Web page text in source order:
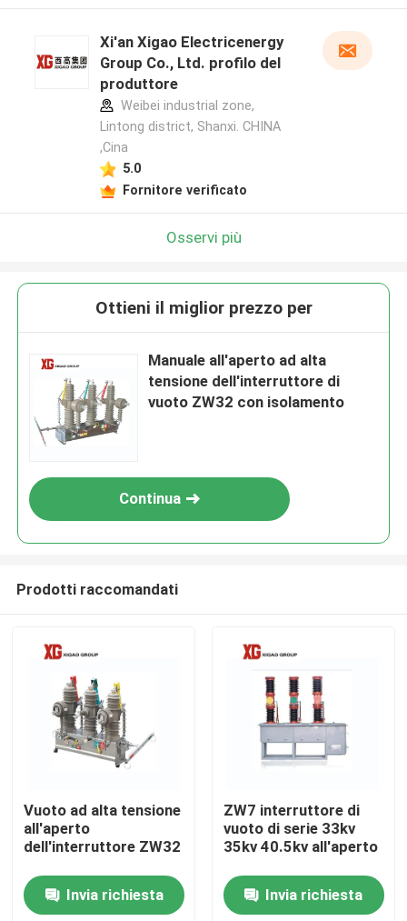
Casa
Prodotti
Circa noi
Xi'an Xigao Electricenergy
Group Co., Ltd. profilo del
produttore
Weibei industrial zone,
Lintong district, Shanxi. CHINA
,Cina
5.0
Fornitore verificato
Osservi più
Ottieni il miglior prezzo per
Manuale all'aperto ad alta
tensione dell'interruttore di
vuoto ZW32 con isolamento
Continua
Prodotti raccomandati
Vuoto ad alta tensione
all'aperto
dell'interruttore ZW32
Invia richiesta
ZW7 interruttore di
vuoto di serie 33kv
35kv 40.5kv all'aperto
Invia richiesta